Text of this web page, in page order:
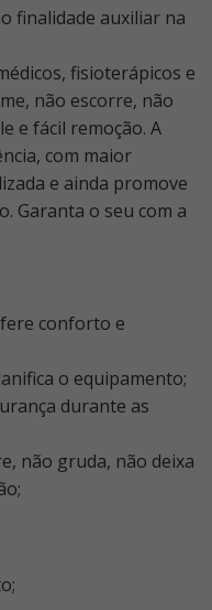
finalidade auxiliar na
fisioterápicos e
não escorre, não
e fácil remoção. A
com maior
e ainda promove
Garanta o seu com a
conforto e
o equipamento;
durante as
não gruda, não deixa